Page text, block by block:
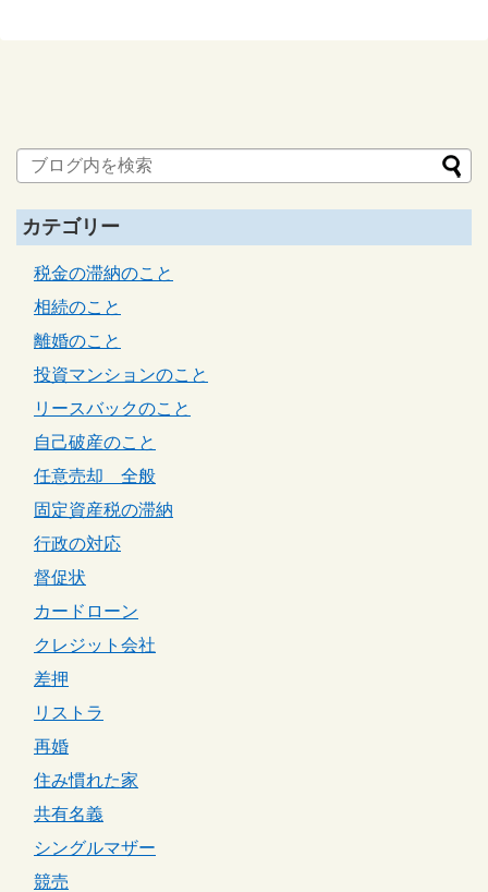
カテゴリー
税金の滞納のこと
相続のこと
離婚のこと
投資マンションのこと
リースバックのこと
自己破産のこと
任意売却 全般
固定資産税の滞納
行政の対応
督促状
カードローン
クレジット会社
差押
リストラ
再婚
住み慣れた家
共有名義
シングルマザー
競売